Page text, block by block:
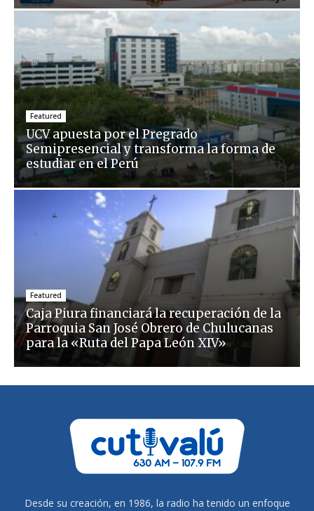
Featured
UCV apuesta por el Pregrado
Semipresencial y transforma la forma de
estudiar en el Perú
Featured
Caja Piura financiará la recuperación de la
Parroquia San José Obrero de Chulucanas
para la «Ruta del Papa León XIV»
Desde su creación, en 1986, la radio ha tenido un enfoque